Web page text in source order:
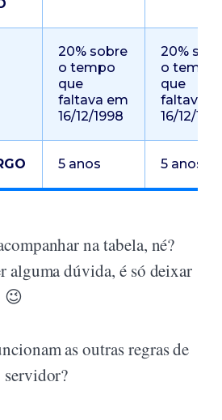
20% sobre
o tempo
que
faltava em
16/12/1998
20%
o tempo
que
faltava
16/12/
5 anos 5 anos
na tabela, né?
alguma dúvida, é só deixar
😉
as outras regras de
servidor?